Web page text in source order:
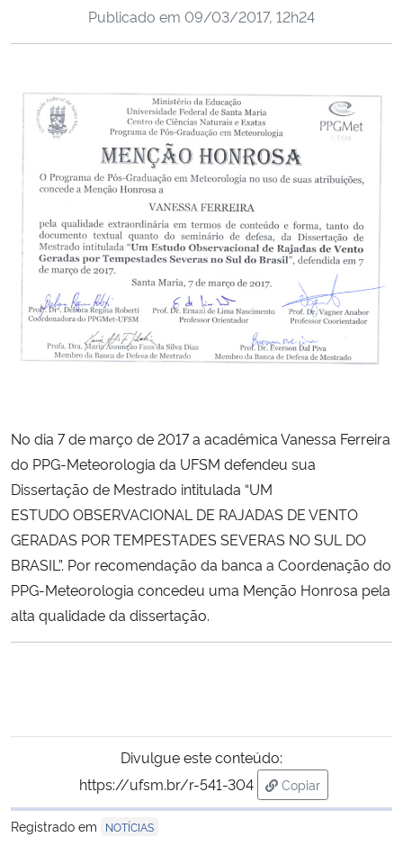
Ministério da Cidadania
Ministério de Minas e Energia
Ministério da Ciência, Tecnologia, Inovações e Comunicações
Ministério do Turismo
Ministério do Desenvolvimento Regional
Controladoria-Geral da União
Secretaria-Geral
Secretaria de Governo
Gabinete de Segurança Institucional
Advocacia-Geral da União
Publicado em 09/03/2017, 12h24
No dia 7 de março de 2017 a acadêmica Vanessa Ferreira
do PPG-Meteorologia da UFSM defendeu sua
Dissertação de Mestrado intitulada “UM
ESTUDO OBSERVACIONAL DE RAJADAS DE VENTO
GERADAS POR TEMPESTADES SEVERAS NO SUL DO
BRASIL”. Por recomendação da banca a Coordenação do
PPG-Meteorologia concedeu uma Menção Honrosa pela
alta qualidade da dissertação.
Divulgue este conteúdo:
https://ufsm.br/r-541-304
Copiar
para área de
Registrado em
NOTÍCIAS